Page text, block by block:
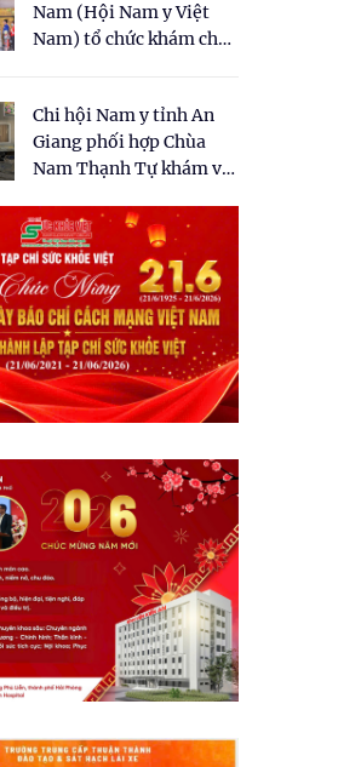
Nam (Hội Nam y Việt
Nam) tổ chức khám chữa
dân tại xã Tân Tập
Chi hội Nam y tỉnh An
Giang phối hợp Chùa
Nam Thạnh Tự khám và
nhân dân